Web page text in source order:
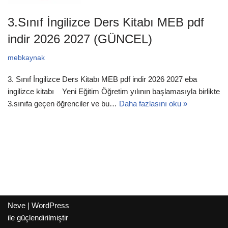
3.Sınıf İngilizce Ders Kitabı MEB pdf
indir 2026 2027 (GÜNCEL)
mebkaynak
3. Sınıf İngilizce Ders Kitabı MEB pdf indir 2026 2027 eba
ingilizce kitabı Yeni Eğitim Öğretim yılının başlamasıyla birlikte
3.sınıfa geçen öğrenciler ve bu… Daha fazlasını oku »
Neve | WordPress
ile güçlendirilmiştir